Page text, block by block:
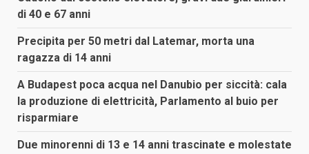
di 40 e 67 anni
Precipita per 50 metri dal Latemar, morta una
ragazza di 14 anni
A Budapest poca acqua nel Danubio per siccità: cala
la produzione di elettricità, Parlamento al buio per
risparmiare
Due minorenni di 13 e 14 anni trascinate e molestate